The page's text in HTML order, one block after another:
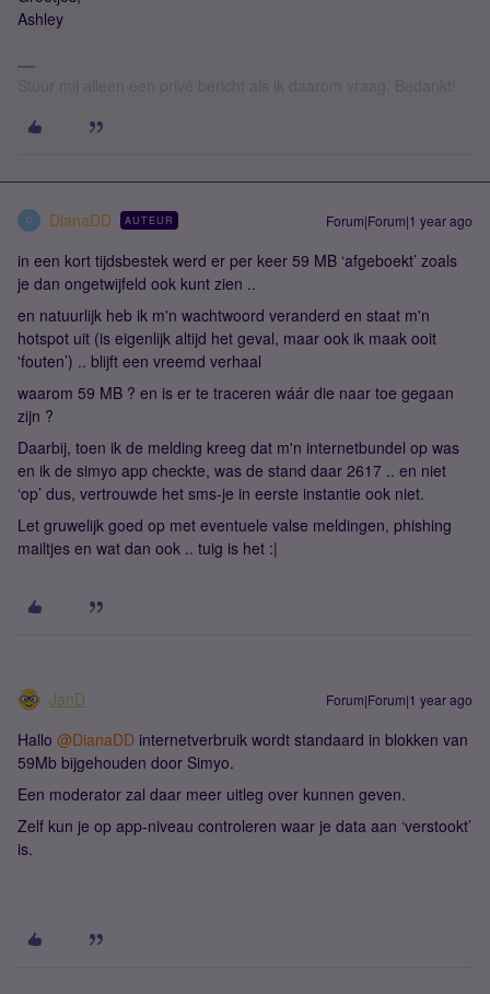
Ashley
D DianaDD AUTEUR Forum|Forum|1 year ago
in een kort tijdsbestek werd er per keer 59 MB ‘afgeboekt’ zoals
je dan ongetwijfeld ook kunt zien ..
en natuurlijk heb ik m'n wachtwoord veranderd en staat m'n
hotspot uit (is eigenlijk altijd het geval, maar ook ik maak ooit
'fouten’) .. blijft een vreemd verhaal
waarom 59 MB ? en is er te traceren wáár die naar toe gegaan
zijn ?
Daarbij, toen ik de melding kreeg dat m'n internetbundel op was
en ik de simyo app checkte, was de stand daar 2617 .. en niet
‘op’ dus, vertrouwde het sms-je in eerste instantie ook niet.
Let gruwelijk goed op met eventuele valse meldingen, phishing
mailtjes en wat dan ook .. tuig is het :|
JanD Forum|Forum|1 year ago
Hallo @DianaDD internetverbruik wordt standaard in blokken van
59Mb bijgehouden door Simyo.
Een moderator zal daar meer uitleg over kunnen geven.
Zelf kun je op app-niveau controleren waar je data aan ‘verstookt’
is.